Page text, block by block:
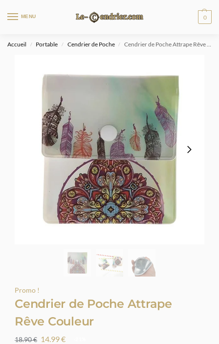
MENU 0
Accueil / Portable / Cendrier de Poche / Cendrier de Poche Attrape Rêve Couleur
Promo !
Cendrier de Poche Attrape
Rêve Couleur
18.90€ 14.99€